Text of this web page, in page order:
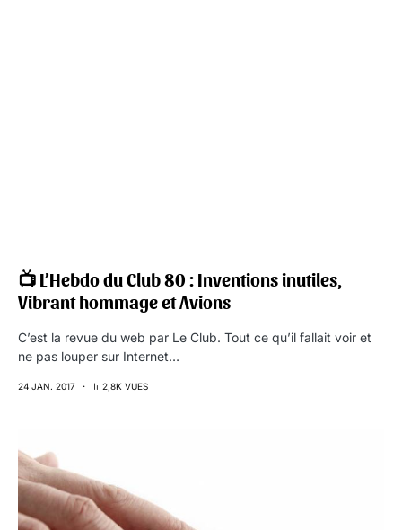
📺 L’Hebdo du Club 80 : Inventions inutiles,
Vibrant hommage et Avions
C’est la revue du web par Le Club. Tout ce qu’il fallait voir et
ne pas louper sur Internet…
24 JAN. 2017 2,8K VUES